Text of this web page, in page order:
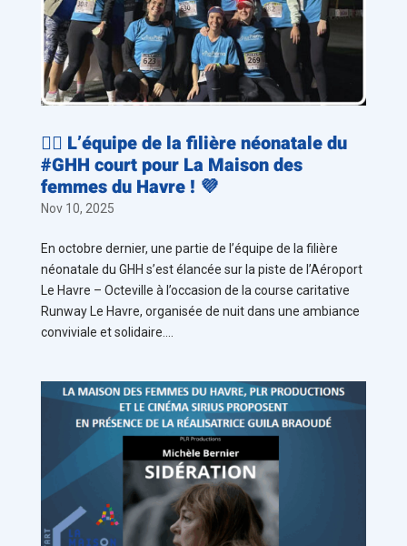
🏃‍♀️ L’équipe de la filière néonatale du
#GHH court pour La Maison des
femmes du Havre ! 💜
Nov 10, 2025
En octobre dernier, une partie de l’équipe de la filière
néonatale du GHH s’est élancée sur la piste de l’Aéroport
Le Havre – Octeville à l’occasion de la course caritative
Runway Le Havre, organisée de nuit dans une ambiance
conviviale et solidaire....